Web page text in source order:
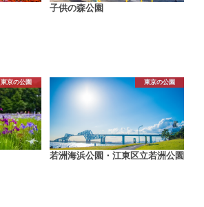
子供の森公園
東京の公園 東京の公園
若洲海浜公園・江東区立若洲公園